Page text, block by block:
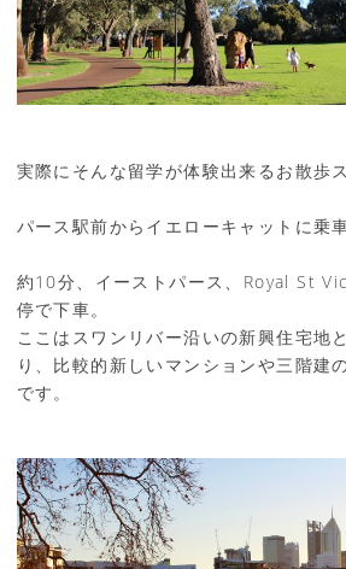
実際にそんな留学が体験出来るお散歩
パース駅前からイエローキャットに乗車
約10分、イーストパース、Royal St
停で下車。
ここはスワンリバー沿いの新興住宅地
り、比較的新しいマンションや三階建
です。